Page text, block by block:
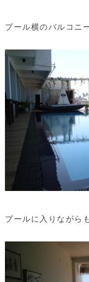
プール横のバルコニ
プールに入りながら